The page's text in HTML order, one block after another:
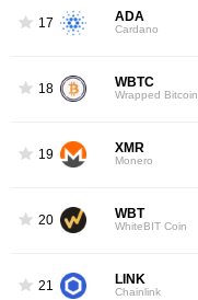
17 ADA
Cardano
18 WBTC
Wrapped Bitcoin
19 XMR
Monero
20 WBT
WhiteBIT Coin
21 LINK
Chainlink